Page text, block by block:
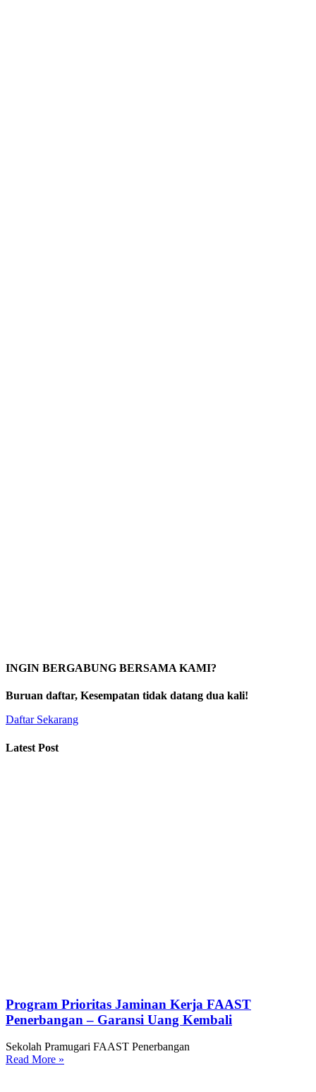
INGIN BERGABUNG BERSAMA KAMI?
Buruan daftar, Kesempatan tidak datang dua kali!
Daftar Sekarang
Latest Post
Program Prioritas Jaminan Kerja FAAST
Penerbangan – Garansi Uang Kembali
Sekolah Pramugari FAAST Penerbangan
Read More »